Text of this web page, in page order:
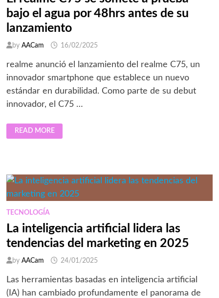
bajo el agua por 48hrs antes de su
lanzamiento
by AACam 16/02/2025
realme anunció el lanzamiento del realme C75, un
innovador smartphone que establece un nuevo
estándar en durabilidad. Como parte de su debut
innovador, el C75 …
EL
REALME
C75
BAJO
EL
AGUA
POR
48HRS
ANTES
DE
SU
LANZAMIENTO
READ MORE
TECNOLOGÍA
La inteligencia artificial lidera las
tendencias del marketing en 2025
by AACam 24/01/2025
Las herramientas basadas en inteligencia artificial
(IA) han cambiado profundamente el panorama de